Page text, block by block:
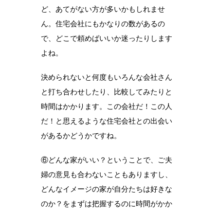
ど、あてがない方が多いかもしれませ
ん。住宅会社にもかなりの数があるの
で、どこで頼めばいいか迷ったりします
よね。
決められないと何度もいろんな会社さん
と打ち合わせしたり、比較してみたりと
時間はかかります。この会社だ！この人
だ！と思えるような住宅会社との出会い
があるかどうかですね。
⑥どんな家がいい？ということで、ご夫
婦の意見も合わないこともありますし、
どんなイメージの家が自分たちは好きな
のか？をまずは把握するのに時間がかか